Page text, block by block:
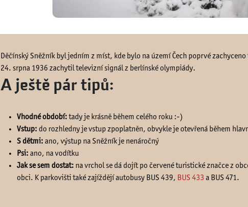
Děčínský Sněžník byl jedním z míst, kde bylo na území Čech poprvé
24. srpna 1936 zachytil televizní signál z berlínské olympiády.
A ještě pár tipů:
Vhodné období: tady je krásně během celého roku :-)
Vstup: do rozhledny je vstup zpoplatněn, obvykle je otevřená během
S dětmi: ano, výstup na Sněžník je nenáročný
Psi: ano, na vodítku
Jak se sem dostat: na vrchol se dá dojít po červené turistické značce z
obci. K parkovišti také zajíždějí autobusy BUS 439, BUS 433 a BUS 471.